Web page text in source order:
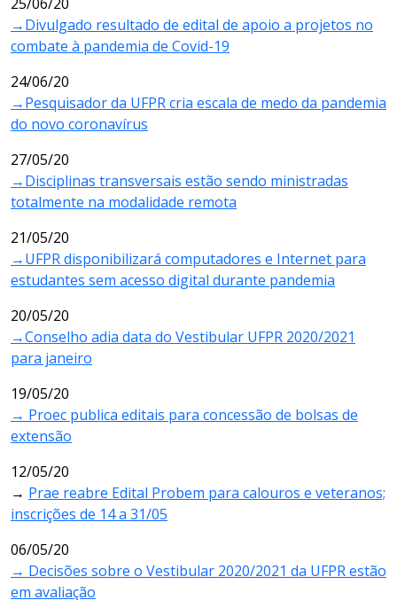
→Divulgado resultado de edital de apoio a projetos no
combate à pandemia de Covid-19
24/06/20
→Pesquisador da UFPR cria escala de medo da pandemia
do novo coronavírus
27/05/20
→Disciplinas transversais estão sendo ministradas
totalmente na modalidade remota
21/05/20
→UFPR disponibilizará computadores e Internet para
estudantes sem acesso digital durante pandemia
20/05/20
→Conselho adia data do Vestibular UFPR 2020/2021
para janeiro
19/05/20
→ Proec publica editais para concessão de bolsas de
extensão
12/05/20
→ Prae reabre Edital Probem para calouros e veteranos;
inscrições de 14 a 31/05
06/05/20
→ Decisões sobre o Vestibular 2020/2021 da UFPR estão
em avaliação